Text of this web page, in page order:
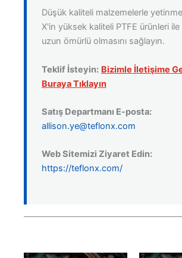
Düşük kaliteli malzemelerle
X'in yüksek kaliteli PTFE ürünleri
uzun ömürlü olmasını sağlayın.
Teklif İsteyin: Bizimle İletişime
Buraya Tıklayın
Satış Departmanı E-posta:
allison.ye@teflonx.com
Web Sitemizi Ziyaret Edin:
https://teflonx.com/